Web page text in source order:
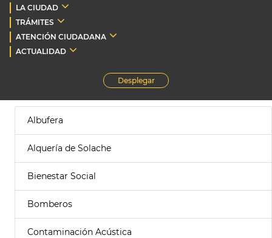
LA CIUDAD
TRÁMITES
ATENCIÓN CIUDADANA
ACTUALIDAD
Desplegar
Albufera
Alquería de Solache
Bienestar Social
Bomberos
Contaminación Acústica